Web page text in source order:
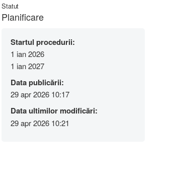
Statut
Planificare
Startul procedurii:
1 ian 2026
1 ian 2027
Data publicării:
29 apr 2026 10:17
Data ultimilor modificări:
29 apr 2026 10:21